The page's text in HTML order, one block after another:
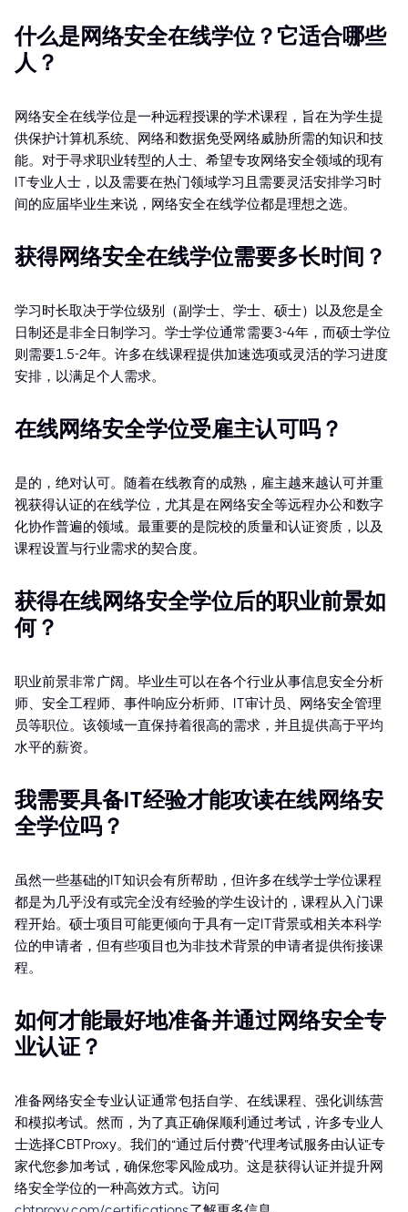
什么是网络安全在线学位？它适合哪些
人？
网络安全在线学位是一种远程授课的学术课程，旨在为学生提
供保护计算机系统、网络和数据免受网络威胁所需的知识和技
能。对于寻求职业转型的人士、希望专攻网络安全领域的现有
IT专业人士，以及需要在热门领域学习且需要灵活安排学习时
间的应届毕业生来说，网络安全在线学位都是理想之选。
获得网络安全在线学位需要多长时间？
学习时长取决于学位级别（副学士、学士、硕士）以及您是全
日制还是非全日制学习。学士学位通常需要3-4年，而硕士学位
则需要1.5-2年。许多在线课程提供加速选项或灵活的学习进度
安排，以满足个人需求。
在线网络安全学位受雇主认可吗？
是的，绝对认可。随着在线教育的成熟，雇主越来越认可并重
视获得认证的在线学位，尤其是在网络安全等远程办公和数字
化协作普遍的领域。最重要的是院校的质量和认证资质，以及
课程设置与行业需求的契合度。
获得在线网络安全学位后的职业前景如
何？
职业前景非常广阔。毕业生可以在各个行业从事信息安全分析
师、安全工程师、事件响应分析师、IT审计员、网络安全管理
员等职位。该领域一直保持着很高的需求，并且提供高于平均
水平的薪资。
我需要具备IT经验才能攻读在线网络安
全学位吗？
虽然一些基础的IT知识会有所帮助，但许多在线学士学位课程
都是为几乎没有或完全没有经验的学生设计的，课程从入门课
程开始。硕士项目可能更倾向于具有一定IT背景或相关本科学
位的申请者，但有些项目也为非技术背景的申请者提供衔接课
程。
如何才能最好地准备并通过网络安全专
业认证？
准备网络安全专业认证通常包括自学、在线课程、强化训练营
和模拟考试。然而，为了真正确保顺利通过考试，许多专业人
士选择CBTProxy。我们的“通过后付费”代理考试服务由认证专
家代您参加考试，确保您零风险成功。这是获得认证并提升网
络安全学位的一种高效方式。访问